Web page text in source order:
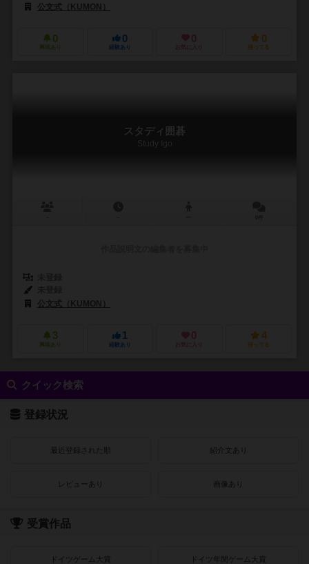
公文式（KUMON）
0
興味あり
0
経験あり
0
お気に入り
0
持ってる
スタディ囲碁
Study Igo
公文式（KUMON）
3
興味あり
1
経験あり
0
お気に入り
4
持ってる
クイック検索
登録状況
最近登録された順 紹介文あり
レビューあり 画像あり
受賞作品
ドイツゲーム大賞 ドイツ年間ゲーム大賞